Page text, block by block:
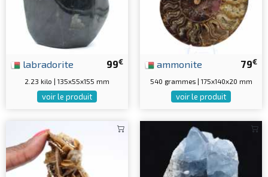
99€
labradorite
2.23 kilo | 135x55x155 mm
voir le produit
79€
ammonite
540 grammes | 175x140x20 mm
voir le produit